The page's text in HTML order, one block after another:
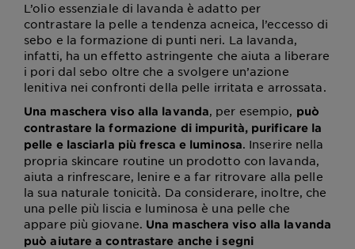
L’olio essenziale di lavanda è adatto per
contrastare la pelle a tendenza acneica, l’eccesso di
sebo e la formazione di punti neri. La lavanda,
infatti, ha un effetto astringente che aiuta a liberare
i pori dal sebo oltre che a svolgere un’azione
lenitiva nei confronti della pelle irritata e arrossata.
Una maschera viso alla lavanda, per esempio, può
contrastare la formazione di impurità, purificare la
pelle e lasciarla più fresca e luminosa. Inserire nella
propria skincare routine un prodotto con lavanda,
aiuta a rinfrescare, lenire e a far ritrovare alla pelle
la sua naturale tonicità. Da considerare, inoltre, che
una pelle più liscia e luminosa è una pelle che
appare più giovane. Una maschera viso alla lavanda
può aiutare a contrastare anche i segni